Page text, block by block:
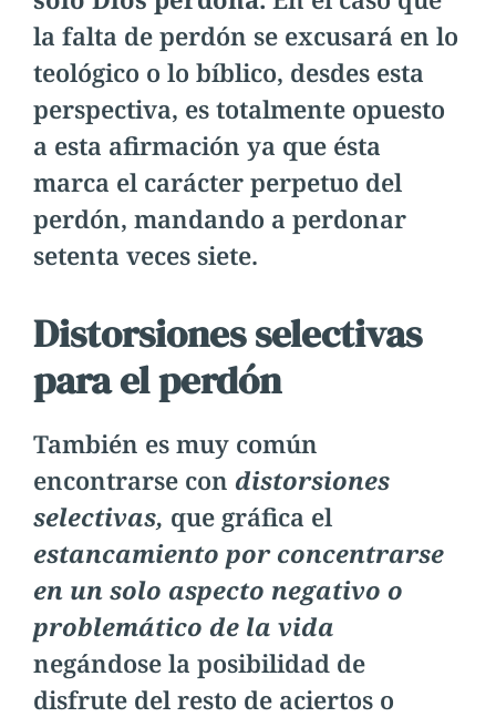
la falta de perdón se excusará en lo
teológico o lo bíblico, desdes esta
perspectiva, es totalmente opuesto
a esta afirmación ya que ésta
marca el carácter perpetuo del
perdón, mandando a perdonar
setenta veces siete.
Distorsiones selectivas
para el perdón
También es muy común
encontrarse con distorsiones
selectivas, que gráfica el
estancamiento por concentrarse
en un solo aspecto negativo o
problemático de la vida
negándose la posibilidad de
disfrute del resto de aciertos o